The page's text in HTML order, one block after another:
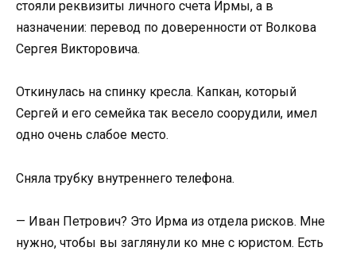
стояли реквизиты личного счета Ирмы, а в
назначении: перевод по доверенности от Волкова
Сергея Викторовича.
Откинулась на спинку кресла. Капкан, который
Сергей и его семейка так весело соорудили, имел
одно очень слабое место.
Сняла трубку внутреннего телефона.
— Иван Петрович? Это Ирма из отдела рисков. Мне
нужно, чтобы вы заглянули ко мне с юристом. Есть